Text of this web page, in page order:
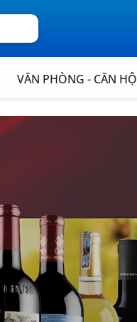
VĂN PHÒNG - CĂN HỘ